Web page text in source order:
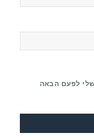
לפעם הבאה